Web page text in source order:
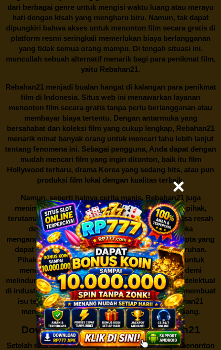
dari berbagai genre untuk mengisi waktu luang atau merayu
hati dengan kisah yang mengharu biru. Namun, tak dapat
dipungkiri bahwa akses untuk menonton film secara gratis di
platform resmi seringkali memerlukan biaya berlangganan
yang tidak semua orang mampu. Di tengah situasi ini,
muncullah sebuah alternatif menarik bagi para penikmat film,
yaitu Rebahan21.
Rebahan21menjadi bualan hangat di kalangan para penikmat
film di Indonesia. Situs web ini menawarkan layanan
menonton film secara gratis tanpa perlu berlangganan atau
membayar biaya tertentu. Dengan antarmuka yang
bersahabat dan koleksi film yang cukup lengkap, Rebahan21
menarik minat banyak orang untuk mencari tahu lebih lanjut
tentang fenomena ini. Sebagai pengguna, Anda dapat dengan
mudah mencari film yang ingin ditonton, baik itu film
Hollywood terbaru, drama Korea yang sedang hits, atau pun
produksi film lokal dengan kualitas terbaik.
Namun, seperti halnya cerita manis, Rebahan21juga
menimbulkan kontroversi di industri film. Banyak pihak,
terutama produsen film dan pemilik hak cipta, merasa resah
dengan maraknya situs-situs seperti ini. Mereka
menganggapnya sebagai bentuk pelanggaran hak cipta yang
dapat merugikan industri perfilman secara keseluruhan.
Pihak berwenang pun turut terlibat dalam upaya untuk
menutup situs-situs ilegal semacam Rebahan21 demi
melindungi keberlangsungan bisnis dan kekayaan intelektual
di industri hiburan. Konflik kepentingan inilah yang membuat
isu tentang menonton film secara gratis diRebahan21
menjadi perbincangan seru yang terus berkembang.
Download Film Gratis di Rebahan21
Setelah membahas tentang fenomena menariknya menonton